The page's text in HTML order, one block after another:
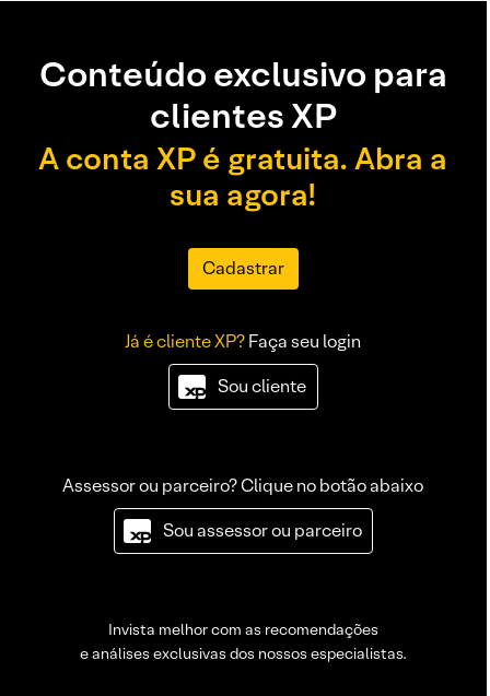
Conteúdo exclusivo para
clientes XP
A conta XP é gratuita. Abra a
sua agora!
Cadastrar
Já é cliente XP?Faça seu login
Sou cliente
Assessor ou parceiro? Clique no botão abaixo
Sou assessor ou parceiro
Invista melhor com as recomendações
e análises exclusivas dos nossos especialistas.